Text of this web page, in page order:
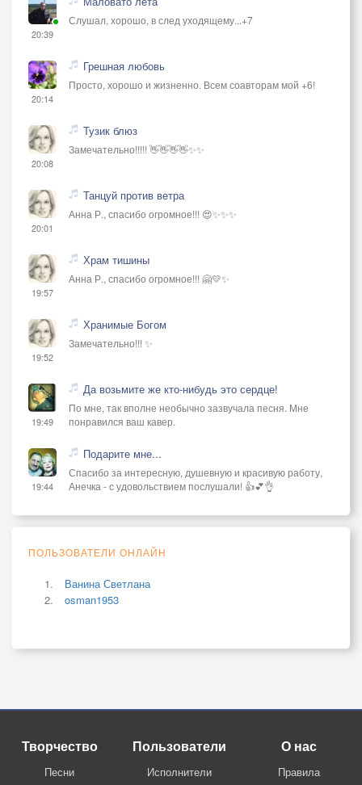
20:39
Слушал, хорошо, в след уходящему...+7
20:14
Грешная любовь
Просто, хорошо и жизненно. Всем соавторам мой +6!
20:08
Тузик блюз
Замечательно!!!!! 👋👋👋👋✨✨
20:01
Танцуй против ветра
Анна Р., спасибо огромное!!! 😍✨✨✨
19:57
Храм тишины
Анна Р., спасибо огромное!!! 🤗💛✨
19:52
Хранимые Богом
Замечательно!!! ✨
19:49
Да возьмите же кто-нибудь это сердце!
По мне, так вполне необычно зазвучала песня. Мне
понравился ваш кавер.
19:44
Подарите мне...
Спасибо за интересную, душевную и красивую работу,
Анечка - с удовольствием послушали! 👍💕👌
ПОЛЬЗОВАТЕЛИ ОНЛАЙН
Ванина Светлана
osman1953
Творчество
Песни
Пользователи
Исполнители
О нас
Правила